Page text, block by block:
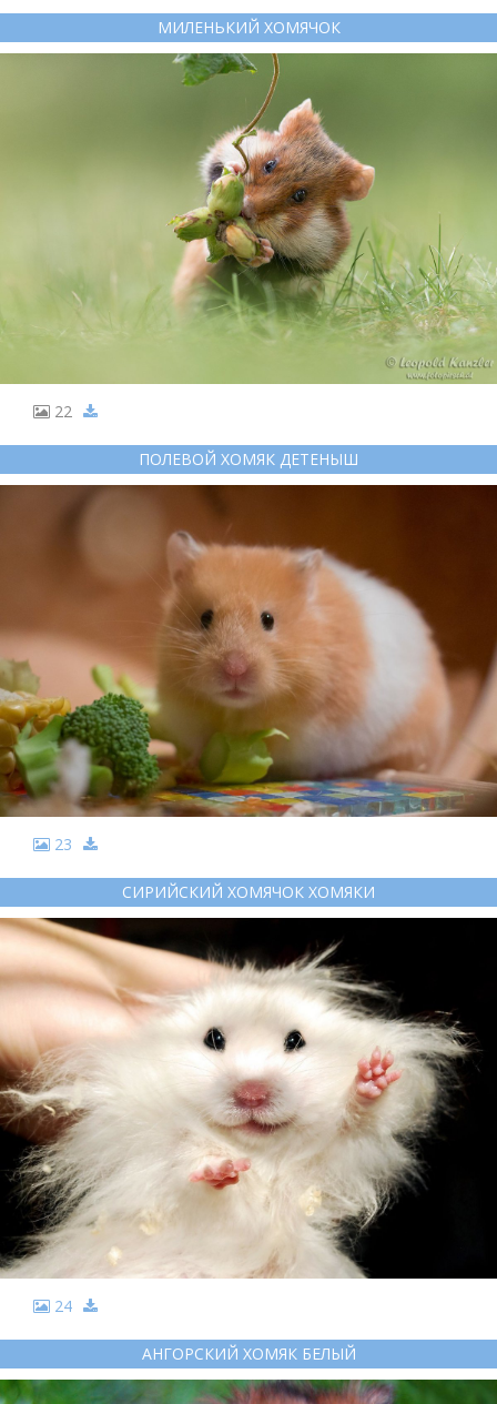
МИЛЕНЬКИЙ ХОМЯЧОК
22
ПОЛЕВОЙ ХОМЯК ДЕТЕНЫШ
23
СИРИЙСКИЙ ХОМЯЧОК ХОМЯКИ
24
АНГОРСКИЙ ХОМЯК БЕЛЫЙ